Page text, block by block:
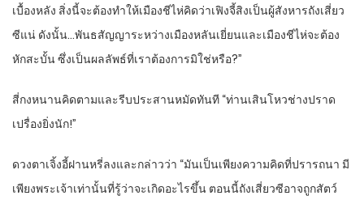
เบื้องหลัง สิ่งนี้จะต้องทำให้เมืองชีไห่คิดว่าเฟิงจี้สิงเป็นผู้สังหารถังเสี่ยว
ซีแน่ ดังนั้น…พันธสัญญาระหว่างเมืองหลันเยี่ยนและเมืองชีไห่จะต้อง
หักสะบั้น ซึ่งเป็นผลลัพธ์ที่เราต้องการมิใช่หรือ?”
สี่กงหนานคิดตามและรีบประสานหมัดทันที “ท่านเสินโหวช่างปราด
เปรื่องยิ่งนัก!”
ดวงตาเจิ้งอี้ฝานหรี่ลงและกล่าวว่า “มันเป็นเพียงความคิดที่ปรารถนา มี
เพียงพระเจ้าเท่านั้นที่รู้ว่าจะเกิดอะไรขึ้น ตอนนี้ถังเสี่ยวซีอาจถูกสัตว์